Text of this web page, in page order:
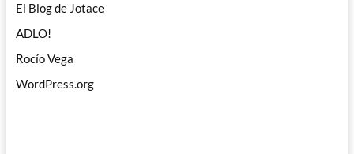
El Blog de Jotace
ADLO!
Rocío Vega
WordPress.org